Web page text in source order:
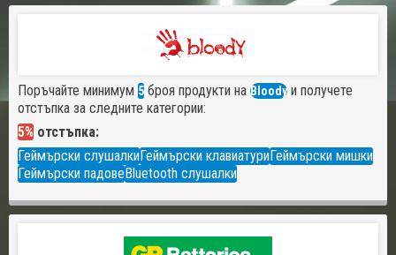
Поръчайте минимум 5 броя продукти на Bloody и получете
отстъпка за следните категории:
5% отстъпка:
Геймърски слушалкиГеймърски клавиатуриГеймърски мишки
Геймърски падовеBluetooth слушалки